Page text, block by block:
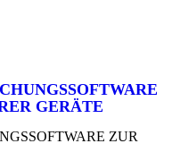
GERÄTE
ZUR